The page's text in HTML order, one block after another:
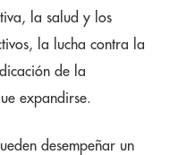
la salud y los
la lucha contra la
de la
expandirse.
desempeñar un